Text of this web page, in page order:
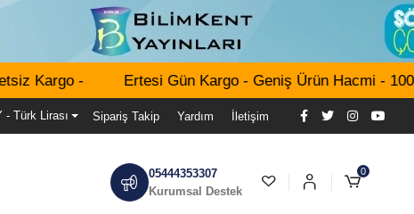
Kargo - Ertesi Gün Kargo - Geniş Ürün Hacmi -
- Türk Lirası Sipariş Takip Yardım İletişim
05444353307
Kurumsal Destek
0